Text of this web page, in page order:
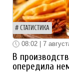
СТАТИСТИКА
08:02 | 7
В
опередила